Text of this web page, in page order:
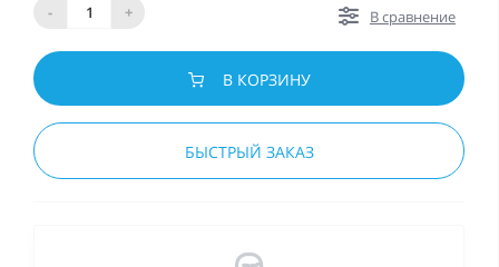
-
+
В сравнение
В КОРЗИНУ
БЫСТРЫЙ ЗАКАЗ